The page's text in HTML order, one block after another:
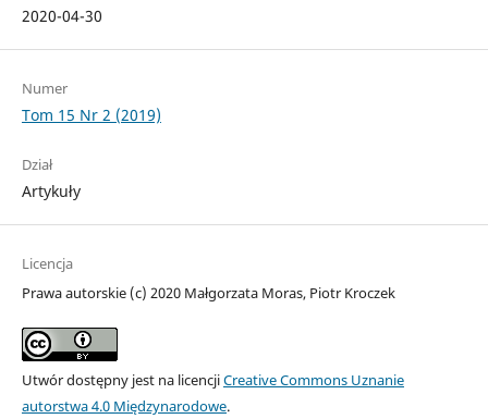
2020-04-30
Numer
Tom 15 Nr 2 (2019)
Dział
Artykuły
Licencja
Prawa autorskie (c) 2020 Małgorzata Moras, Piotr Kroczek
Utwór dostępny jest na licencjiCreative Commons Uznanie
autorstwa 4.0 Międzynarodowe.